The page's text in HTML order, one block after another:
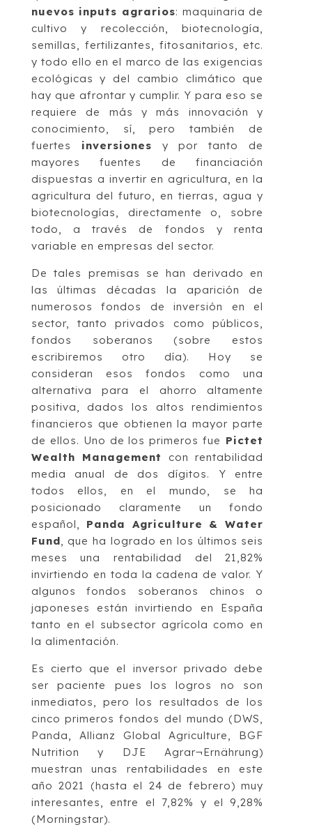
nuevos inputs agrarios: maquinaria de
cultivo y recolección, biotecnología,
semillas, fertilizantes, fitosanitarios, etc.
y todo ello en el marco de las exigencias
ecológicas y del cambio climático que
hay que afrontar y cumplir. Y para eso se
requiere de más y más innovación y
conocimiento, sí, pero también de
fuertes inversiones y por tanto de
mayores fuentes de financiación
dispuestas a invertir en agricultura, en la
agricultura del futuro, en tierras, agua y
biotecnologías, directamente o, sobre
todo, a través de fondos y renta
variable en empresas del sector.
De tales premisas se han derivado en
las últimas décadas la aparición de
numerosos fondos de inversión en el
sector, tanto privados como públicos,
fondos soberanos (sobre estos
escribiremos otro día). Hoy se
consideran esos fondos como una
alternativa para el ahorro altamente
positiva, dados los altos rendimientos
financieros que obtienen la mayor parte
de ellos. Uno de los primeros fue Pictet
Wealth Management
con rentabilidad
media anual de dos dígitos. Y entre
todos ellos, en el mundo, se ha
posicionado claramente un fondo
español, Pan­da Agriculture & Water
Fund, que ha logrado en los últimos seis
meses una rentabilidad del 21,82%
invirtiendo en toda la cadena de valor. Y
algunos fondos soberanos chinos o
japoneses están invirtiendo en Es­pa­ña
tanto en el subsector agrícola como en
la alimentación.
Es cierto que el inversor privado debe
ser paciente pues los logros no son
inmediatos, pero los resultados de los
cinco primeros fondos del mundo (DWS,
Panda, Allianz Global Agriculture, BGF
Nutrition y DJE Agrar¬Ernährung)
muestran unas rentabilidades en este
año 2021 (hasta el 24 de febrero) muy
interesantes, entre el 7,82% y el 9,28%
(Morningstar).